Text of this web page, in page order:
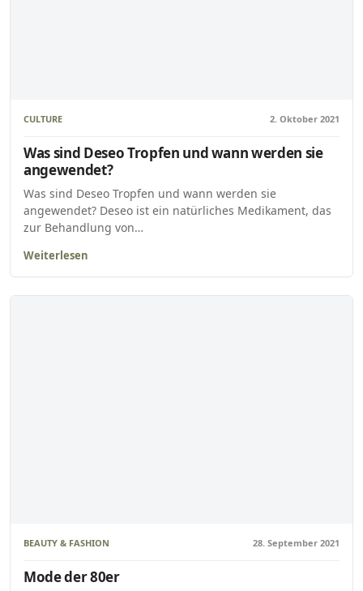
CULTURE 2. Oktober 2021
Was sind Deseo Tropfen und wann werden sie
angewendet?
Was sind Deseo Tropfen und wann werden sie
angewendet? Deseo ist ein natürliches Medikament, das
zur Behandlung von…
Weiterlesen
BEAUTY & FASHION 28. September 2021
Mode der 80er